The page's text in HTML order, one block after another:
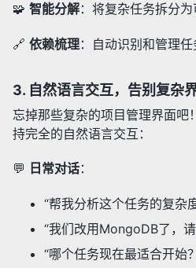
🧩 智能分解：将复杂任务拆分
🔗 依赖梳理：自动识别和管理
3. 自然语言交互，告别复杂
忘掉那些复杂的项目管理界面
持完全的自然语言交互：
💬 日常对话：
“帮我分析这个任务的复杂
“我们改用MongoDB了，
“哪个任务现在最适合开始